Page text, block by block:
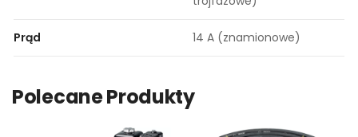
Prąd 14 A (znamionowe)
Polecane Produkty